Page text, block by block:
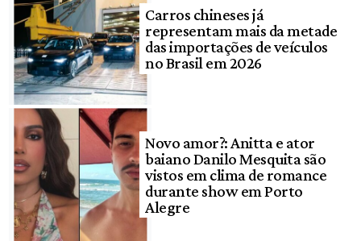
Carros chineses já
representam mais da metade
das importações de veículos
no Brasil em 2026
Novo amor?: Anitta e ator
baiano Danilo Mesquita são
vistos em clima de romance
durante show em Porto
Alegre